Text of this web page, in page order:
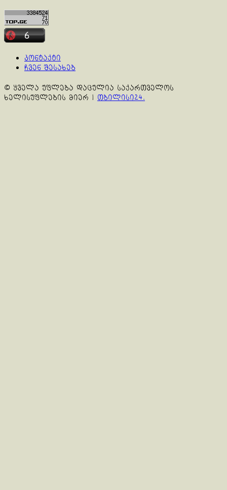
კონტაქტი
ჩვენ შესახებ
© ყველა უფლება დაცულია საქართველოს
ხელისუფლების მიერ | თბილისი24.